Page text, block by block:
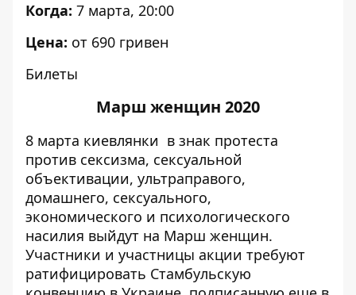
Когда: 7 марта, 20:00
Цена: от 690 гривен
Билеты
Марш женщин 2020
8 марта киевлянки в знак протеста
против сексизма, сексуальной
объективации, ультраправого,
домашнего, сексуального,
экономического и психологического
насилия выйдут на Марш женщин.
Участники и участницы акции требуют
ратифицировать Стамбульскую